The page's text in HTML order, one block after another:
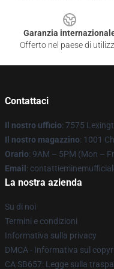
Garanzia
Offerto nel paese di
Contattaci
Il nostro ufficio: 7575
Il nostro magazzino: 1001
Orario: 9AM – 5PM (Mon –
Email:
La nostra azienda
Su di noi
Termini e condizioni
Informativa sulla privacy
DMCA - Informativa sul
CA SB657: Legge sulla